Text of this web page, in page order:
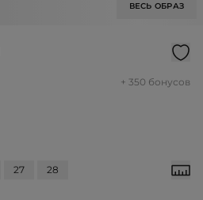
ВЕСЬ ОБРАЗ
+ 350 бонусов
27 28